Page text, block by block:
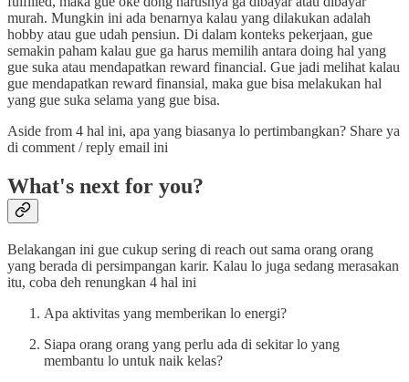
murah. Mungkin ini ada benarnya kalau yang dilakukan adalah
hobby atau gue udah pensiun. Di dalam konteks pekerjaan, gue
semakin paham kalau gue ga harus memilih antara doing hal yang
gue suka atau mendapatkan reward financial. Gue jadi melihat kalau
gue mendapatkan reward finansial, maka gue bisa melakukan hal
yang gue suka selama yang gue bisa.
Aside from 4 hal ini, apa yang biasanya lo pertimbangkan? Share ya
di comment / reply email ini
What's next for you?
Belakangan ini gue cukup sering di reach out sama orang orang
yang berada di persimpangan karir. Kalau lo juga sedang merasakan
itu, coba deh renungkan 4 hal ini
Apa aktivitas yang memberikan lo energi?
Siapa orang orang yang perlu ada di sekitar lo yang
membantu lo untuk naik kelas?